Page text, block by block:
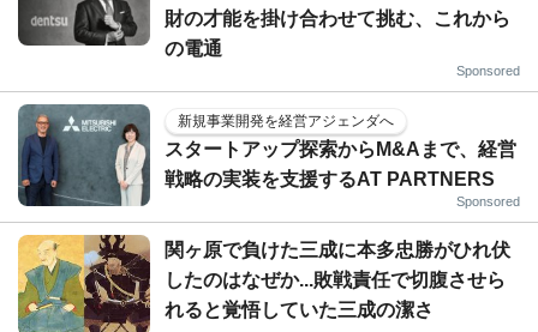
財の才能を掛け合わせて挑む、これから
の電通
Sponsored
新規事業開発を経営アジェンダへ
スタートアップ探索からM&Aまで、経営
戦略の実装を支援するAT PARTNERS
Sponsored
関ヶ原で負けた三成に本多忠勝がひれ伏
したのはなぜか...敗戦責任で切腹させら
れると覚悟していた三成の潔さ